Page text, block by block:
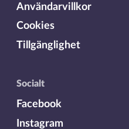
Användarvillkor
Cookies
Tillgänglighet
Socialt
Facebook
Instagram